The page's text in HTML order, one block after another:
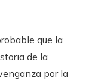
que la
de la
por la